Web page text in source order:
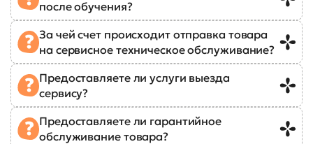
после обучения?
За чей счет происходит отправка товара
на сервисное техническое обслуживание?
Предоставляете ли услуги выезда
сервису?
Предоставляете ли гарантийное
обслуживание товара?